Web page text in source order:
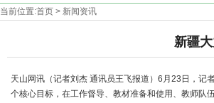
当前位置:首页 > 新闻资讯
新疆
天山网讯（记者刘杰 通讯员王飞报道）6月23日，记
个核心目标，在工作督导、教材准备和使用、教师队